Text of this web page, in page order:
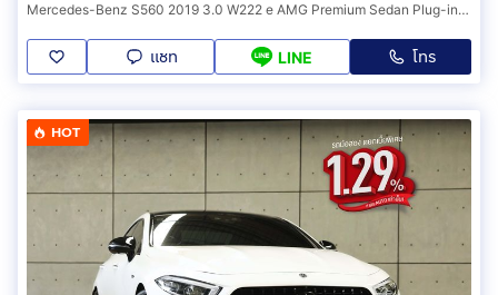
Mercedes-Benz S560 2019 3.0 W222 e AMG Premium Sedan Plug-in Hybrid AT (ปี 13-21) B1710
แชท LINE โทร
HOT